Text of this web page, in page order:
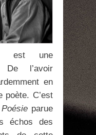
est une
De l’avoir
en
poète. C’est
parue
échos des